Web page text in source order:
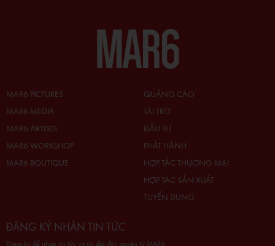
MAR6 PICTURES
MAR6 MEDIA
MAR6 ARTISTS
MAR6 WORKSHOP
MAR6 BOUTIQUE
QUẢNG CÁO
TÀI TRỢ
ĐẦU TƯ
PHÁT HÀNH
HỢP TÁC THƯƠNG MẠI
HỢP TÁC SẢN XUẤT
TUYỂN DỤNG
ĐĂNG KÝ NHẬN TIN TỨC
Đăng ký để nhận tin tức và ưu đãi độc quyền từ MAR6